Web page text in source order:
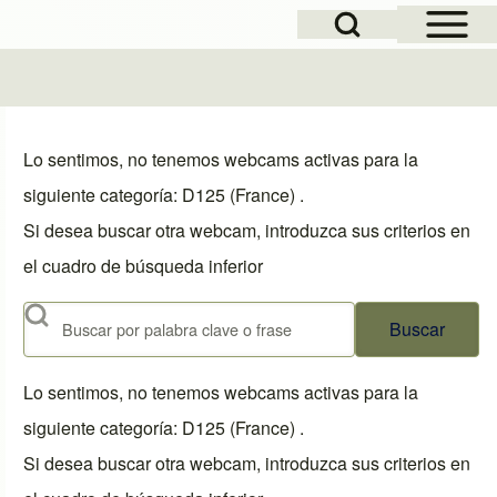
Open Sidebar
Open Search Block
Lo sentimos, no tenemos webcams activas para la
siguiente categoría: D125 (France) .
Si desea buscar otra webcam, introduzca sus criterios en
el cuadro de búsqueda inferior
Buscar
Lo sentimos, no tenemos webcams activas para la
siguiente categoría: D125 (France) .
Si desea buscar otra webcam, introduzca sus criterios en